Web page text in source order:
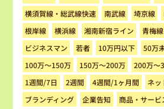
横須賀線・総武線快速 南武線 埼京線
根岸線
横浜線 湘南新宿ライン 青梅線
ビジネスマン 若者 10万円以下 50万
100万～150万 150万～200万 200万～
1週間/7日 2週間 4週間/1ヶ月間 ネッ
ブランディング 企業告知 商品・サービ